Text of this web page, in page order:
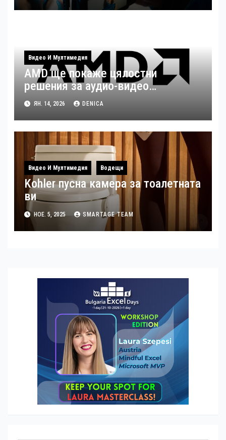
Видео И Мултимедия
AMD ще покаже цялостни
решения за аудио-видео
излъчвания по време на ISE 2026
ЯН. 14, 2026 DENICA
Видео И Мултимедия Водещи
Kohler пусна камера за тоалетната
ви
НОЕ. 5, 2025 SMARTAGE TEAM